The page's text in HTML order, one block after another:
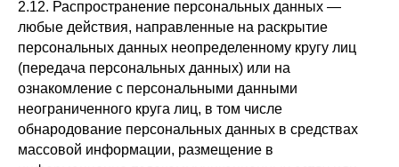
2.12. Распространение персональных данных —
любые действия, направленные на раскрытие
персональных данных неопределенному кругу лиц
(передача персональных данных) или на
ознакомление с персональными данными
неограниченного круга лиц, в том числе
обнародование персональных данных в средствах
массовой информации, размещение в